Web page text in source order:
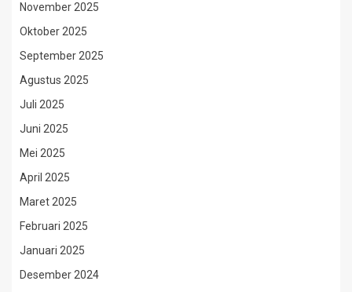
November 2025
Oktober 2025
September 2025
Agustus 2025
Juli 2025
Juni 2025
Mei 2025
April 2025
Maret 2025
Februari 2025
Januari 2025
Desember 2024